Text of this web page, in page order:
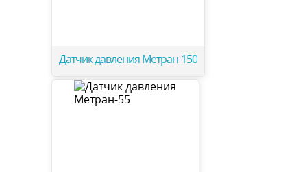
Датчик давления Метран-150